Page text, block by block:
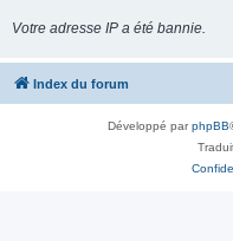
Votre adresse IP a été bannie.
Index du forum
Développé parphpBB